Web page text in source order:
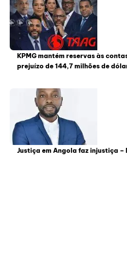
KPMG mantém reservas às
prejuízo de 144,7 milhões de
Justiça em Angola faz injustiça –